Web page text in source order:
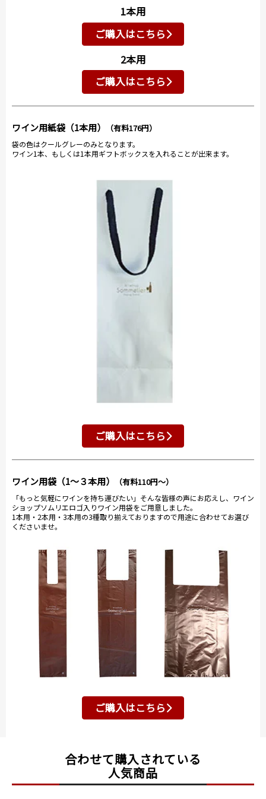
1本用
ご購入はこちら
2本用
ご購入はこちら
ワイン用紙袋（1本用） （有料176円）
袋の色はクールグレーのみとなります。
ワイン1本、もしくは1本用ギフトボックスを入れることが出来ます。
ご購入はこちら
ワイン用袋（1～３本用） （有料110円～）
「もっと気軽にワインを持ち運びたい」そんな皆様の声にお応えし、ワイン
ショップソムリエロゴ入りワイン用袋をご用意しました。
1本用・2本用・3本用の3種取り揃えておりますので用途に合わせてお選び
くださいませ。
ご購入はこちら
合わせて購入されている
人気商品